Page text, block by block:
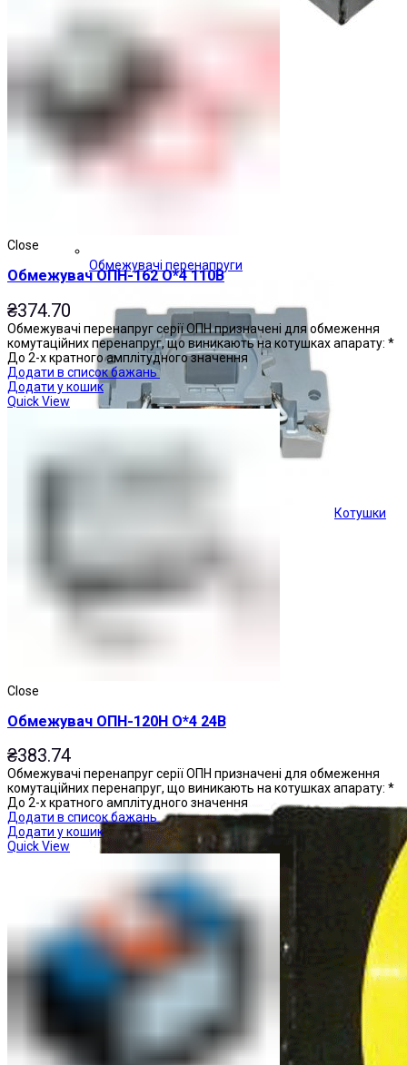
Обмежувачі перенапруги
Котушки
Close
Обмежувач ОПН-162 О*4 110В
₴374.70
Обмежувачі перенапруг серії ОПН призначені для обмеження
комутаційних перенапруг, що виникають на котушках апарату: *
До 2-х кратного амплітудного значення
Додати в список бажань
Додати у кошик
Quick View
Close
Обмежувач ОПН-120Н О*4 24В
₴383.74
Обмежувачі перенапруг серії ОПН призначені для обмеження
комутаційних перенапруг, що виникають на котушках апарату: *
До 2-х кратного амплітудного значення
Додати в список бажань
Додати у кошик
Quick View